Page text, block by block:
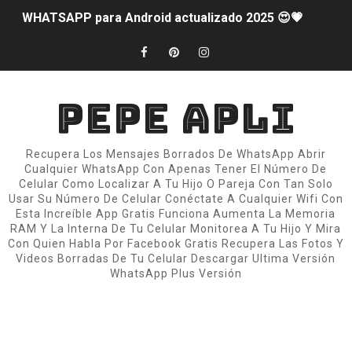
WHATSAPP para Android actualizado 2025 😍💗
NUEVA ACTUALIZACION DE WHATSAPP PARA
PELÍCULAS Y SERIES 🍿🎦🎞️
📱 Esta App Convierte la Cámara de tu Android en una
WhatsApp con Estilo iPhone 2025 para Android
FONDO DE PANTALLA ANIMADO 📱💡
COMO PONER UN LIVE WALLPAPER 📱
PEPE APLI
Recupera Los Mensajes Borrados De WhatsApp Abrir
Cualquier WhatsApp Con Apenas Tener El Número De
Celular Como Localizar A Tu Hijo O Pareja Con Tan Solo
Usar Su Número De Celular Conéctate A Cualquier Wifi Con
Esta Increíble App Gratis Funciona Aumenta La Memoria
RAM Y La Interna De Tu Celular Monitorea A Tu Hijo Y Mira
Con Quien Habla Por Facebook Gratis Recupera Las Fotos Y
Videos Borradas De Tu Celular Descargar Ultima Versión
WhatsApp Plus Versión